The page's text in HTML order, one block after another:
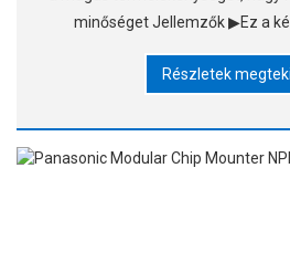
minőséget Jellemzők ▶Ez a
mindössze 1,25m ▶Sta-
Részletek